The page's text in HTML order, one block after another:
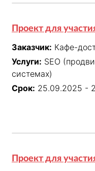
Проект для
Заказчик: Кафе-
Услуги: SEO
системах)
Срок: 25.09.2025 -
Проект для